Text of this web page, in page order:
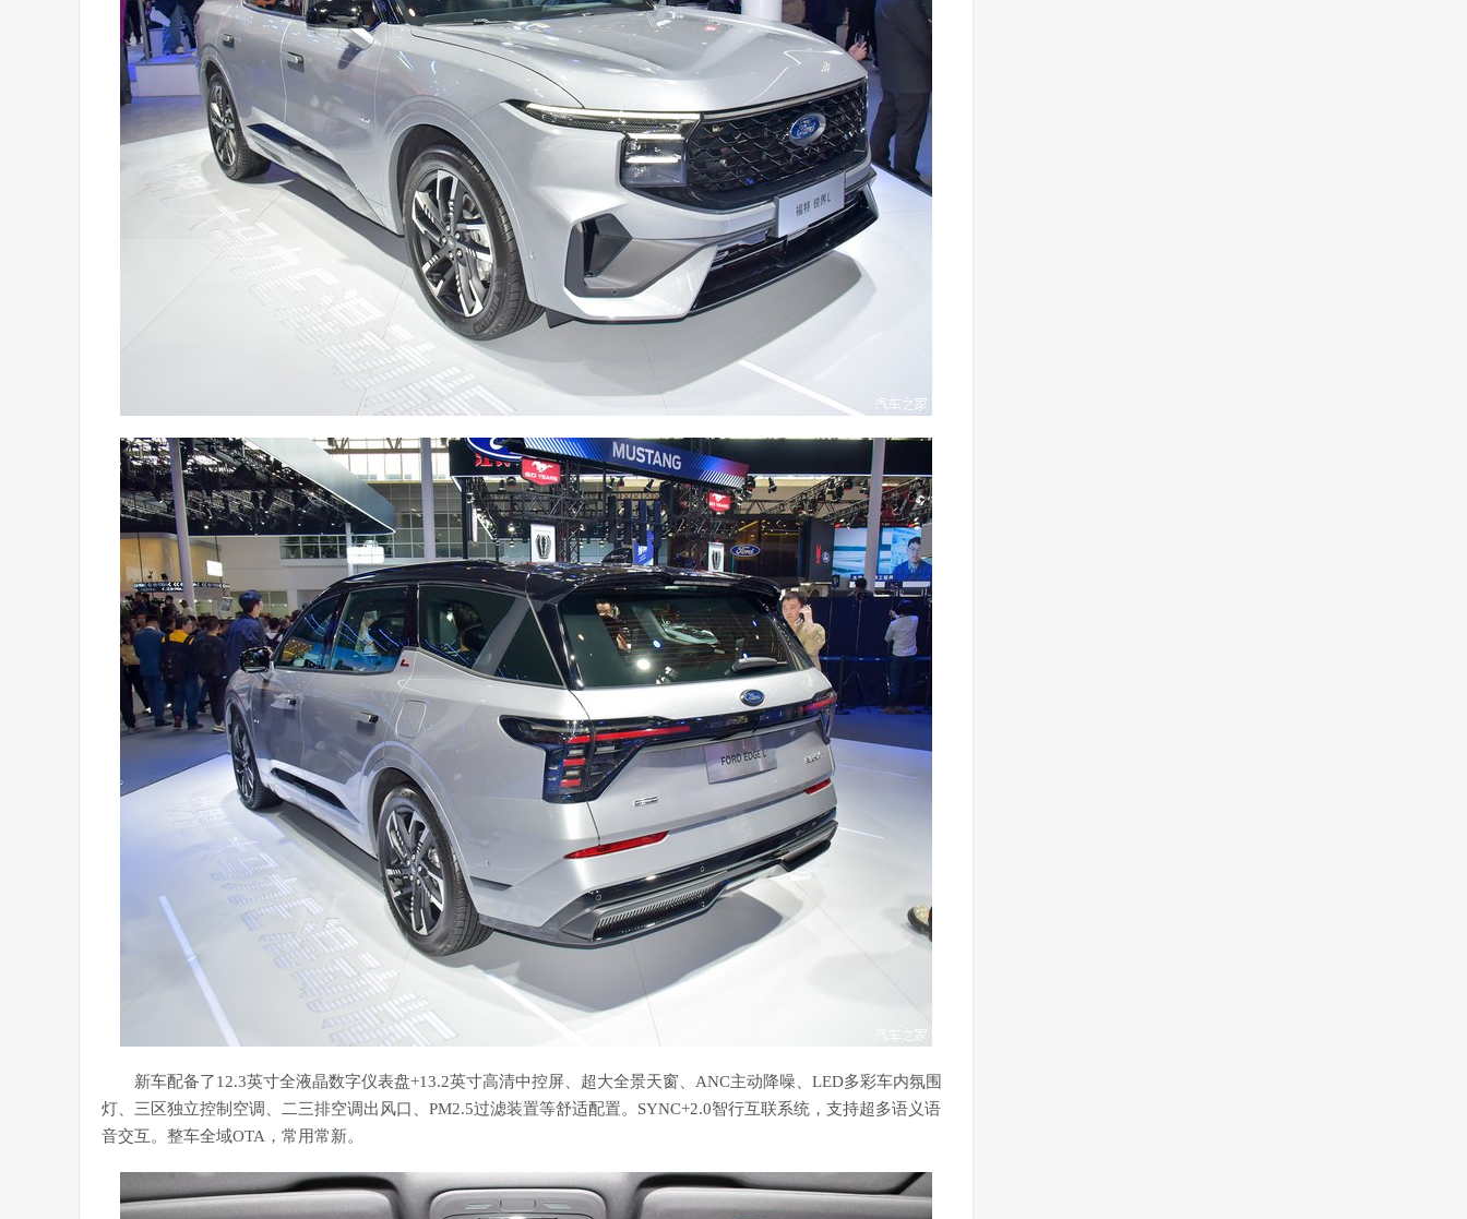
新车配备了12.3英寸全液晶数字仪表盘+13.2英寸高清中控屏、超大全景天窗、ANC主动降噪、LED多彩车内氛围
灯、三区独立控制空调、二三排空调出风口、PM2.5过滤装置等舒适配置。SYNC+2.0智行互联系统，支持超多语义语
音交互。整车全域OTA，常用常新。